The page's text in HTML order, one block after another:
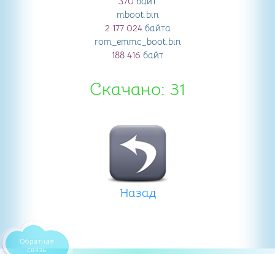
mboot.bin
2 177 024байта
rom_emmc_boot.bin
188 416 байт
Скачано: 31
Назад